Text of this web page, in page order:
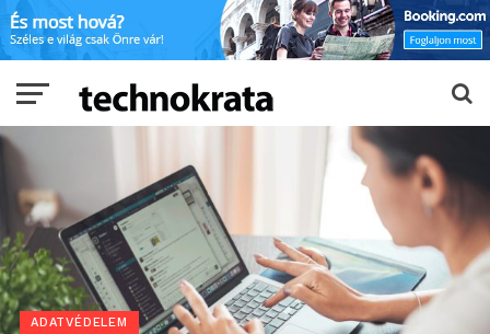
ADATVÉDELEM